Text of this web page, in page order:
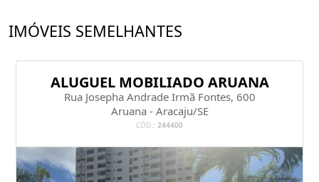
Aluguel incluso IPTU
Seguro incêndio obrigatório
Imobiliários e agende sua visita!
79 9 9999-5500
IMÓVEIS SEMELHANTES
ALUGUEL MOBILIADO ARUANA
Rua Josepha Andrade Irmã Fontes, 600
Aruana - Aracaju/SE
CÓD.: 244400